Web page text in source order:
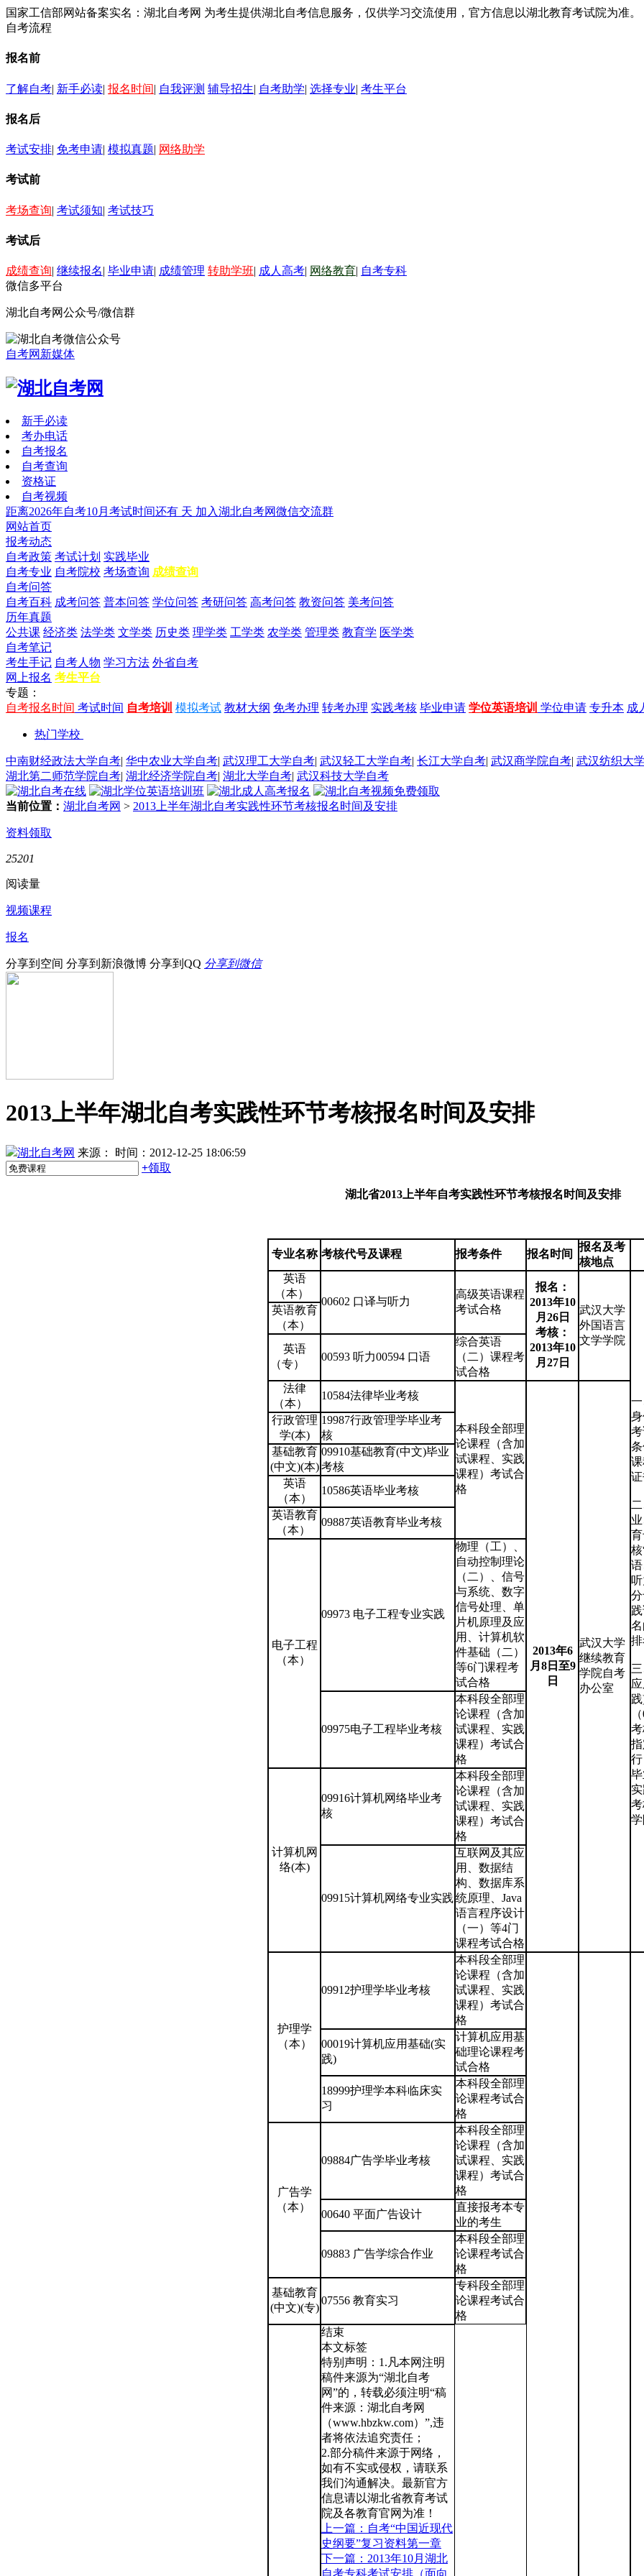
国家工信部网站备案实名：湖北自考网 为考生提供湖北自考信息服务，仅供学习交流使用，官方信息以湖北教育考试院为准。
自考流程
报名前
了解自考| 新手必读| 报名时间| 自我评测 辅导招生| 自考助学| 选择专业| 考生平台
报名后
考试安排| 免考申请| 模拟真题| 网络助学
考试前
考场查询| 考试须知| 考试技巧
考试后
成绩查询| 继续报名| 毕业申请| 成绩管理 转助学班| 成人高考| 网络教育| 自考专科
微信多平台
湖北自考网公众号/微信群
自考网新媒体
新手必读
考办电话
自考报名
自考查询
资格证
自考视频
距离2026年自考10月考试时间还有 天 加入湖北自考网微信交流群
网站首页
报考动态
自考政策 考试计划 实践毕业
自考专业 自考院校 考场查询 成绩查询
自考问答
自考百科 成考问答 普本问答 学位问答 考研问答 高考问答 教资问答 美考问答
历年真题
公共课 经济类 法学类 文学类 历史类 理学类 工学类 农学类 管理类 教育学 医学类
自考笔记
考生手记 自考人物 学习方法 外省自考
网上报名 考生平台
专题：
自考报名时间 考试时间 自考培训 模拟考试 教材大纲 免考办理 转考办理 实践考核 毕业申请 学位英语培训 学位申请 专升本 成
热门学校
中南财经政法大学自考| 华中农业大学自考| 武汉理工大学自考| 武汉轻工大学自考| 长江大学自考| 武汉商学院自考| 武汉纺织大
湖北第二师范学院自考| 湖北经济学院自考| 湖北大学自考| 武汉科技大学自考
当前位置： 湖北自考网 > 2013上半年湖北自考实践性环节考核报名时间及安排
资料领取
25201
阅读量
视频课程
报名
分享到空间 分享到新浪微博 分享到QQ 分享到微信
2013上半年湖北自考实践性环节考核报名时间及安排
湖北自考网 来源：
时间：2012-12-25 18:06:59
+领取
湖北省2013上半年自考实践性环节考核报名时间及安排
专业名称 考核代号及课程 报考条件 报名时间
报名及考
核地点
英语
（本）
00602 口译与听力
高级英语课程
考试合格
报名：
2013年10
月26日
考核：
2013年10
月27日
武汉大学
外国语言
文学学院
英语教育
（本）
英语
（专）
00593 听力00594 口语
综合英语
（二）课程考
试合格
法律
（本）
10584法律毕业考核
本科段全部理
论课程（含加
试课程、实践
课程）考试合
格
2013年6
月8日至9
日
武汉大学
继续教育
学院自考
办公室
行政管理
学(本)
19987行政管理学毕业考
核
基础教育
(中文)(本)
09910基础教育(中文)毕业
考核
英语
（本）
10586英语毕业考核
英语教育
（本）
09887英语教育毕业考核
电子工程
（本）
09973 电子工程专业实践
物理（工）、
自动控制理论
（二）、信号
与系统、数字
信号处理、单
片机原理及应
用、计算机软
件基础（二）
等6门课程考
试合格
09975电子工程毕业考核
本科段全部理
论课程（含加
试课程、实践
课程）考试合
格
计算机网
络(本)
09916计算机网络毕业考
核
本科段全部理
论课程（含加
试课程、实践
课程）考试合
格
09915计算机网络专业实践
互联网及其应
用、数据结
构、数据库系
统原理、Java
语言程序设计
（一）等4门
课程考试合格
护理学
（本）
09912护理学毕业考核
本科段全部理
论课程（含加
试课程、实践
课程）考试合
格
00019计算机应用基础(实
践)
计算机应用基
础理论课程考
试合格
18999护理学本科临床实
习
本科段全部理
论课程考试合
格
广告学
（本）
09884广告学毕业考核
本科段全部理
论课程（含加
试课程、实践
课程）考试合
格
00640 平面广告设计
直接报考本专
业的考生
09883 广告学综合作业
本科段全部理
论课程考试合
格
基础教育
(中文)(专)
07556 教育实习
专科段全部理
论课程考试合
格
结束
本文标签
特别声明：1.凡本网注明
稿件来源为“湖北自考
网”的，转载必须注明“稿
件来源：湖北自考网
（www.hbzkw.com）”,违
者将依法追究责任；
2.部分稿件来源于网络，
如有不实或侵权，请联系
我们沟通解决。最新官方
信息请以湖北省教育考试
院及各教育官网为准！
上一篇：自考“中国近现代
史纲要”复习资料第一章
下一篇：2013年10月湖北